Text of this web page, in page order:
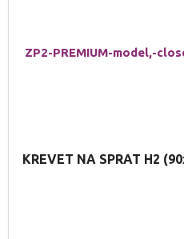
KREVET NA SPRAT H2